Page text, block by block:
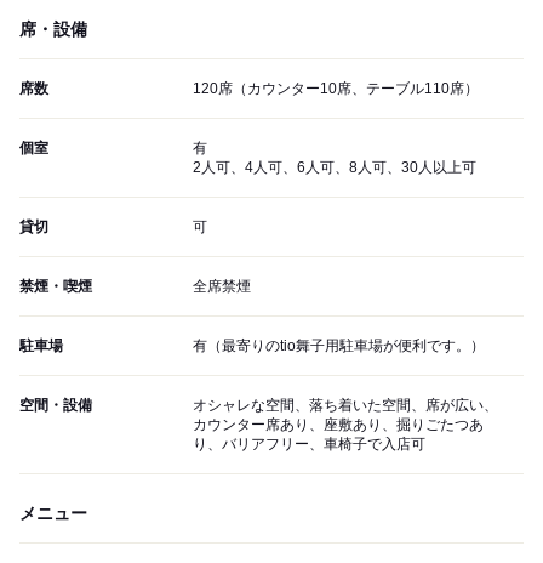
席・設備
席数 120席（カウンター10席、テーブル110席）
個室
有
2人可、4人可、6人可、8人可、30人以上可
貸切 可
禁煙・喫煙 全席禁煙
駐車場 有（最寄りのtio舞子用駐車場が便利です。）
空間・設備
オシャレな空間、落ち着いた空間、席が広い、
カウンター席あり、座敷あり、掘りごたつあ
り、バリアフリー、車椅子で入店可
メニュー